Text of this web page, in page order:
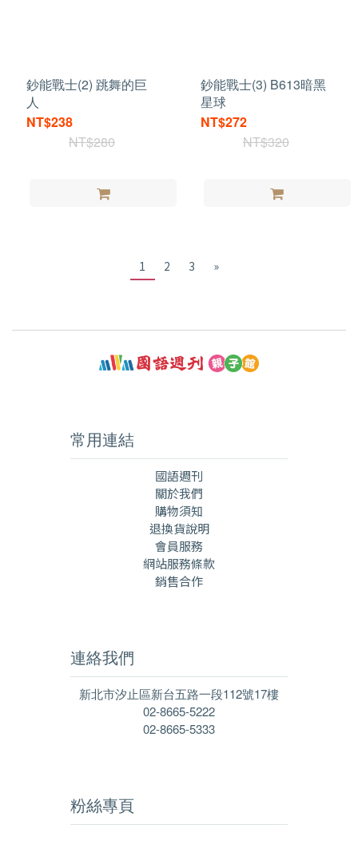
鈔能戰士(2) 跳舞的巨
人
NT$238
NT$280
鈔能戰士(3) B613暗黑
星球
NT$272
NT$320
1 2 3 »
常用連結
國語週刊
關於我們
購物須知
退換貨說明
會員服務
網站服務條款
銷售合作
連絡我們
新北市汐止區新台五路一段112號17樓
02-8665-5222
02-8665-5333
粉絲專頁